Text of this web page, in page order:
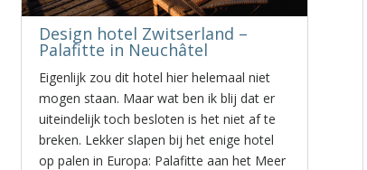
Design hotel Zwitserland –
Palafitte in Neuchâtel
Eigenlijk zou dit hotel hier helemaal niet
mogen staan. Maar wat ben ik blij dat er
uiteindelijk toch besloten is het niet af te
breken. Lekker slapen bij het enige hotel
op palen in Europa: Palafitte aan het Meer